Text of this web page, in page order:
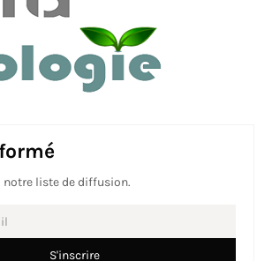
notre liste de diffusion.